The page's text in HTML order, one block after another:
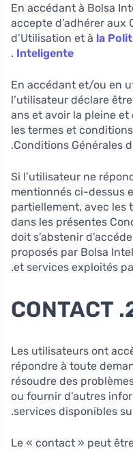
En accédant à Bolsa
accepte d’adhérer aux
d’Utilisation et à la
Inteligente
.
En accédant et/ou en
l’utilisateur déclare
ans et avoir la pleine
les termes et
Conditions Générales
Si l’utilisateur ne
mentionnés ci-dessus
partiellement, avec les
dans les présentes
doit s’abstenir
proposés par Bolsa
et services exploités
2.
Les utilisateurs ont
répondre à toute
résoudre des
ou fournir d’autres
services disponibles
Le « contact » peut